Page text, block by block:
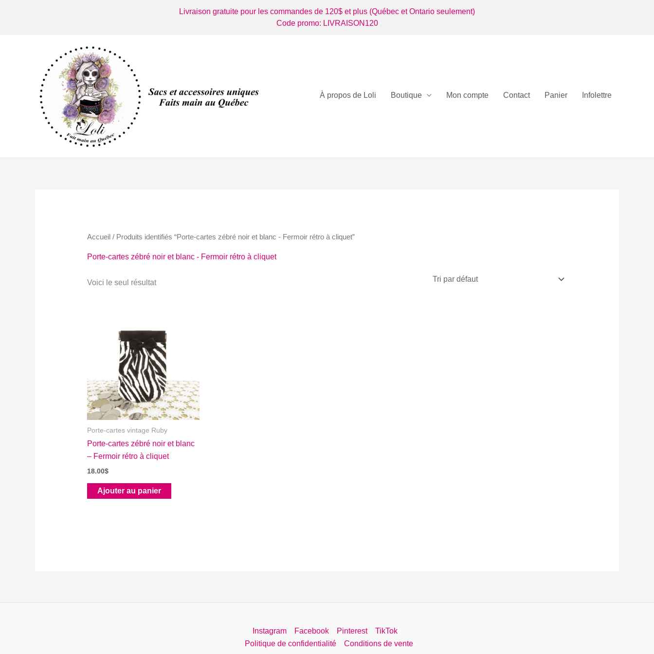
Livraison gratuite pour les commandes de 120$ et plus (Québec et Ontario seulement)
Code promo: LIVRAISON120
À propos de Loli Boutique Mon compte Contact Panier Infolettre
Accueil / Produits identifiés “Porte-cartes zébré noir et blanc - Fermoir rétro à cliquet”
Porte-cartes zébré noir et blanc - Fermoir rétro à cliquet
Voici le seul résultat
Porte-cartes vintage Ruby
Porte-cartes zébré noir et blanc
– Fermoir rétro à cliquet
18.00$
Ajouter au panier
Instagram Facebook Pinterest
TikTok
Politique de confidentialité
Conditions de vente